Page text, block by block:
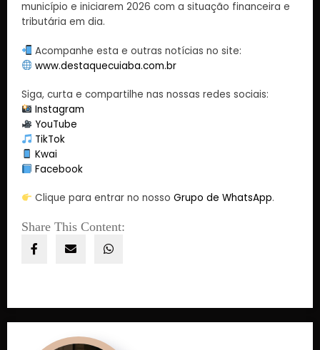
município e iniciarem 2026 com a situação financeira e
tributária em dia.
Acompanhe esta e outras notícias no site:
www.destaquecuiaba.com.br
Siga, curta e compartilhe nas nossas redes sociais:
Instagram
YouTube
TikTok
Kwai
Facebook
Clique para entrar no nossoGrupo de WhatsApp.
Share This Content: